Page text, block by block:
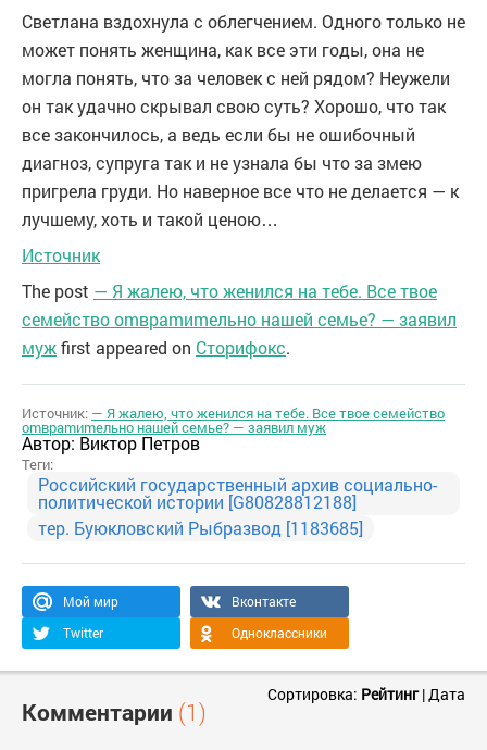
Светлана вздохнула с облегчением. Одного только не
может понять женщина, как все эти годы, она не
могла понять, что за человек с ней рядом? Неужели
он так удачно скрывал свою суть? Хорошо, что так
все закончилось, а ведь если бы не ошибочный
диагноз, супруга так и не узнала бы что за змею
пригрела груди. Но наверное все что не делается — к
лучшему, хоть и такой ценою…
Источник
The post — Я жалею, что женился на тебе. Все твое
семейство оmвраmиmельно нашей семье? — заявил
мужfirst appeared on Сторифокс.
Источник: — Я жалею, что женился на тебе. Все твое семейство
оmвраmиmельно нашей семье? — заявил муж
Автор: Виктор Петров
Теги:
Российский государственный архив социально-
политической истории [G80828812188]
тер. Буюкловский Рыбразвод [1183685]
Мой мир
Вконтакте
Twitter
Одноклассники
Комментарии (1)
Сортировка: Рейтинг|Дата